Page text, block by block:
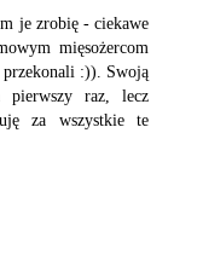
je zrobię - ciekawe
mięsożercom
:)). Swoją
pierwszy raz, lecz
za wszystkie te